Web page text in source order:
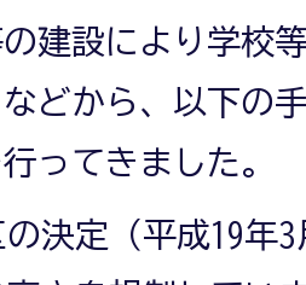
建設により学校
どから、以下の
ってきました。
決定（平成19年3